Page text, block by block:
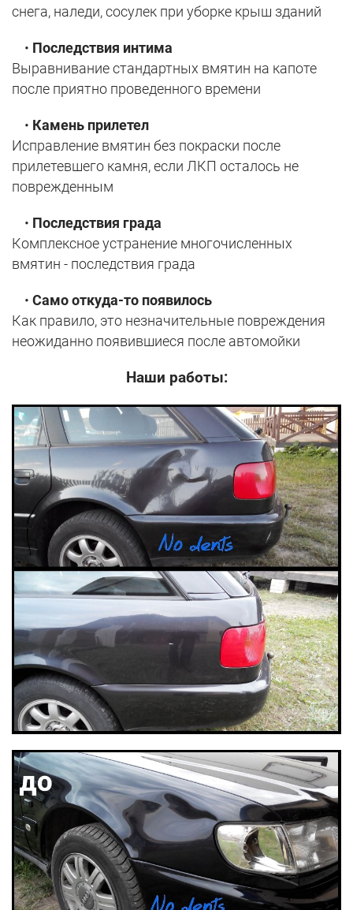
снега, наледи, сосулек при уборке крыш зданий
• Последствия интима
Выравнивание стандартных вмятин на капоте
после приятно проведенного времени
• Камень прилетел
Исправление вмятин без покраски после
прилетевшего камня, если ЛКП осталось не
поврежденным
• Последствия града
Комплексное устранение многочисленных
вмятин - последствия града
• Само откуда-то появилось
Как правило, это незначительные повреждения
неожиданно появившиеся после автомойки
Наши работы: